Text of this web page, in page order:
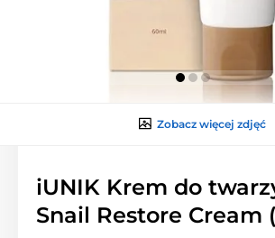
Zobacz więcej zdjęć
iUNIK Krem do
Snail Restore Cream